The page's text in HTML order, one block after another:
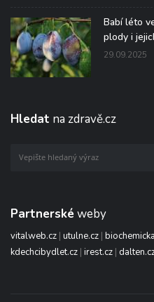
Babí léto
plody i
29.09.2025
Hledat na zdravě.cz
Partnerské weby
vitalweb.cz | utulne.cz |
kdechcibydlet.cz | irest.cz |